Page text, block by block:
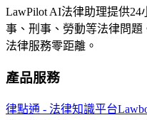
LawPilot AI法律助理提供
事、刑事、勞動等法律問
法律服務零距離。
產品服務
律點通 - 法律知識平台